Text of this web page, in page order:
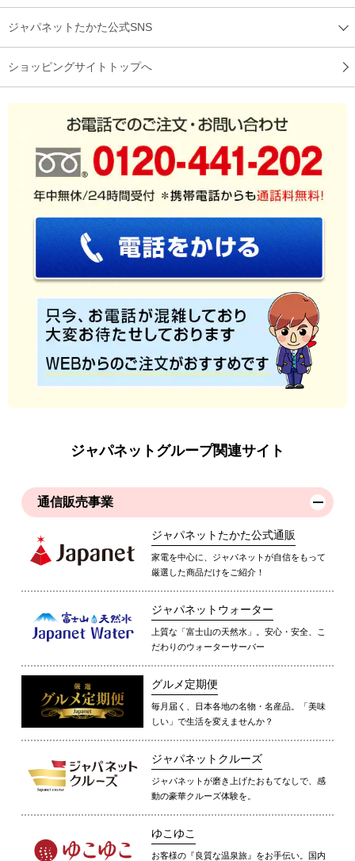
ジャパネットたかた公式SNS
ショッピングサイトトップへ
ジャパネットグループ関連サイト
通信販売事業
ジャパネットたかた公式通販
家電を中心に、ジャパネットが自信をもって
厳選した商品だけをご紹介！
ジャパネットウォーター
上質な「富士山の天然水」。安心・安全、こ
だわりのウォーターサーバー
グルメ定期便
毎月届く、日本各地の名物・名産品。「美味
しい」で生活を変えませんか？
ジャパネットクルーズ
ジャパネットが磨き上げたおもてなしで、感
動の豪華クルーズ体験を。
ゆこゆこ
お客様の『良質な温泉旅』をお手伝い。国内